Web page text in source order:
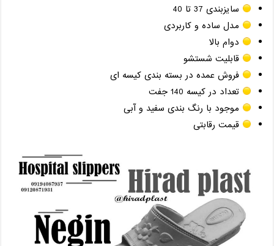
سایز‌بندی 37 تا 40
مدل ساده و کاربردی
دوام بالا
قابلیت شستشو
فروش عمده در بسته بندی کیسه ای
تعداد در کیسه 140 جفت
موجود با رنگ بندی سفید و آبی
قیمت رقابتی